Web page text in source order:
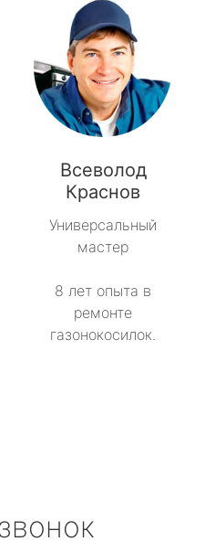
Всеволод
Краснов
Универсальный
мастер
8 лет опыта в
ремонте
газонокосилок.